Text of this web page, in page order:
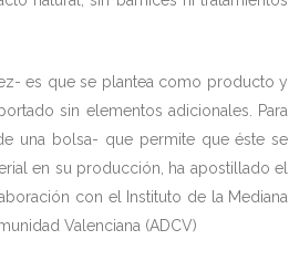
es que se plantea como producto y
sin elementos adicionales. Para
una bolsa- que permite que éste se
en su producción, ha apostillado el
con el Instituto de la Mediana
Valenciana (ADCV)